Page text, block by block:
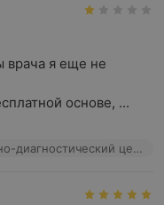
врача я еще не
основе, ...
Минский клинический консультативно-диагностический центр, ул. Семашко, 10